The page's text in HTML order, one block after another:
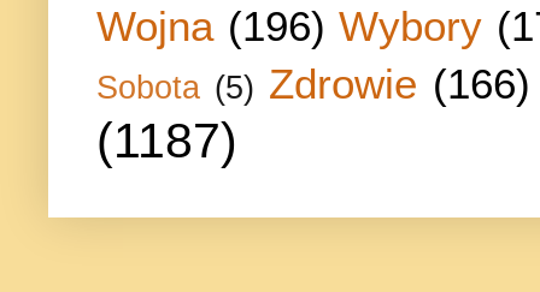
Wojna (196) Wybory
Sobota (5) Zdrowie (166)
(1187)